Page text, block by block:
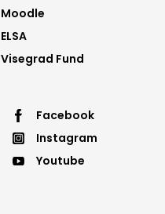
Moodle
ELSA
Visegrad Fund
Footer
menu
Facebook
Instagram
Youtube